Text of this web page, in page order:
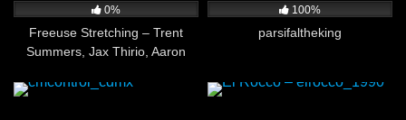
0%
Freeuse Stretching – Trent
Summers, Jax Thirio, Aaron
100%
parsifaltheking